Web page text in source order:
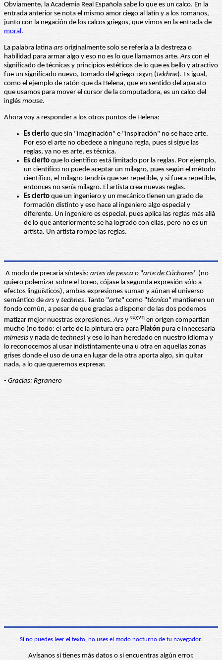
Obviamente, la Academia Real Española sabe lo que es un calco. En la
entrada anterior se nota el mismo amor ciego al latín y a los romanos,
junto con la negación de los calcos griegos, que vimos en la entrada de
moral .
La palabra latina ars originalmente solo se refería a la destreza o
habilidad para armar algo y eso no es lo que llamamos arte.Ars con el
significado de técnicas y principios estéticos de lo que es bello y atractivo
fue un significado nuevo, tomado del griego τέχνη (tekhne). Es igual,
como el ejemplo de ratón que da Helena, que en sentido del aparato
que usamos para mover el cursor de la computadora, es un calco del
inglés mouse.
Ahora voy a responder a los otros puntos de Helena:
Es cierto que sin "imaginación" e "inspiración" no se hace arte.
Por eso el arte no obedece a ninguna regla, pues si sigue las
reglas, ya no es arte, es técnica.
Es cierto que lo científico está limitado por la reglas. Por ejemplo,
un científico no puede aceptar un milagro, pues según el método
científico, el milagro tendría que ser repetible, y si fuera repetible,
entonces no sería milagro. El artista crea nuevas reglas.
Es cierto que un ingeniero y un mecánico tienen un grado de
formación distinto y eso hace al ingeniero algo especial y
diferente. Un ingeniero es especial, pues aplica las reglas más allá
de lo que anteriormente se ha logrado con ellas, pero no es un
artista. Un artista rompe las reglas.
A modo de precaria síntesis: artes de pesca o "arte de Cúchares" (no
quiero polemizar sobre el toreo, cójase la segunda expresión sólo a
efectos lingüísticos), ambas expresiones suman y aúnan el universo
semántico de ars y technes. Tanto "arte" como "técnica" mantienen un
fondo común, a pesar de que gracias a disponer de las dos podemos
matizar mejor nuestras expresiones.Ars y τέχνη en origen compartian
mucho (no todo: el arte de la pintura era para Platón pura e innecesaria
mimesis y nada de technes) y eso lo han heredado en nuestro idioma y
lo reconocemos al usar indistintamente una u otra en aquellas zonas
grises donde el uso de una en lugar de la otra aporta algo, sin quitar
nada, a lo que queremos expresar.
- Gracias: Rgranero
Si no puedes leer el texto, no uses el modo nocturno de tu navegador.
Avísanos si tienes más datos o si encuentras algún error.